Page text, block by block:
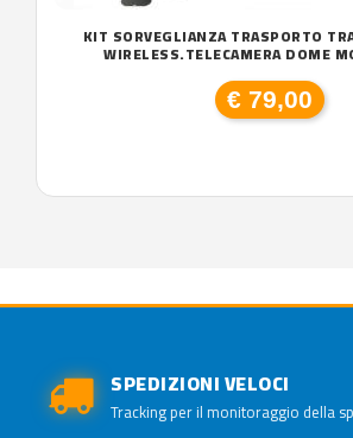
KIT SORVEGLIANZA TRASPORTO
WIRELESS.TELECAMERA DOME
€ 79,00
SPEDIZIONI VELOCI
Tracking per il monitoraggio della